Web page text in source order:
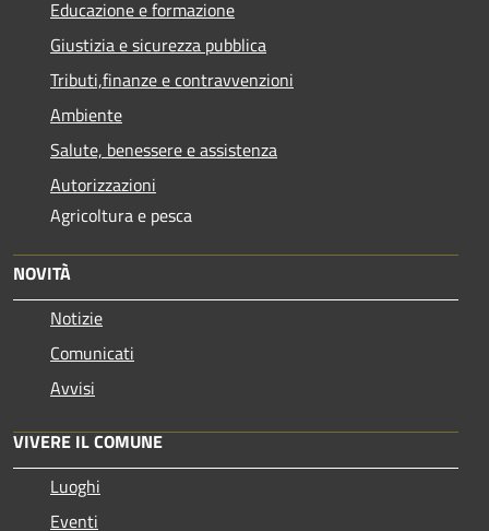
Educazione e formazione
Giustizia e sicurezza pubblica
Tributi,finanze e contravvenzioni
Ambiente
Salute, benessere e assistenza
Autorizzazioni
Agricoltura e pesca
NOVITÀ
Notizie
Comunicati
Avvisi
VIVERE IL COMUNE
Luoghi
Eventi